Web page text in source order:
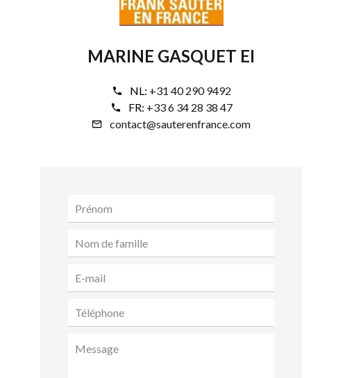
MARINE GASQUET EI
NL: +31 40 290 9492
FR: +33 6 34 28 38 47
contact@sauterenfrance.com